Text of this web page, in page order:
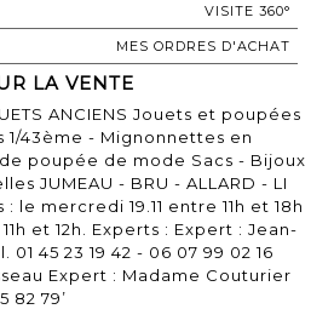
VISITE 360°
MES ORDRES D'ACHAT
LA VENTE
ANCIENS Jouets et poupées
1/43ème - Mignonnettes en
poupée de mode Sacs - Bijoux
JUMEAU - BRU - ALLARD - LI
le mercredi 19.11 entre 11h et 18h
et 12h. Experts : Expert : Jean-
01 45 23 19 42 - 06 07 99 02 16
Expert : Madame Couturier
82 79’